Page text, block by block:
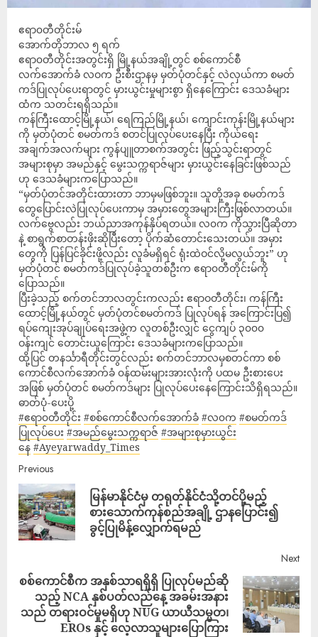
ဧရာ၀တီတိုင်းမ်
အောက်တိုဘာလ ၅ ရက်
ဧရာ၀တီတိုင်းအတွင်းရှိ မြို့နယ်အချို့တွင် စစ်ကောင်စီ
လက်အောက်ခံ လဝက ဦးစီးဌာနမှ မှတ်ပုံတင်နှင့် လဲလှယ်ကာ စမတ်
ကဒ်ပြုလုပ်ပေးရာတွင် မှားယွင်းမှုများစွာ ရှိနေကြောင်း ဒေသခံများ
ထံက သတင်းရရှိသည်။
ကန်ကြီးထောင့်မြို့နယ်၊ ရေကြည်မြို့နယ်၊ ကျောင်းကုန်းမြို့နယ်များ
ကို မှတ်ပုံတင် စမတ်ကဒ် စတင်ပြုလုပ်ပေးနေပြီး ကိုယ်ရေး
အချက်အလက်များ ကွန်ပျူတာစက်အတွင်း ဖြည့်သွင်းရာတွင်
အများစုမှာ အမည်နှင့် မွေးသက္ကရာဇ်များ မှားယွင်းနေခြင်းဖြစ်သည်
ဟု ဒေသခံများကပြောသည်။
“မှတ်ပုံတင်အတိုင်းထားတာ ဘာမှမဖြစ်ဘူး။ သူတို့အခု စမတ်ကဒ်
တွေပြောင်းလဲပြုလုပ်ပေးကာမှ အမှားတွေအများကြီးဖြစ်လာတယ်။
လက်ဗွေလည်း ဘယ်ညာအကုန်နှိပ်ရတယ်။ လ၀က ကိုသွားပြီဆိုတာ
နဲ့ စာရွက်စာတန်းဖိုးဆိုပြီးတော့ ပိုက်ဆံတောင်းသေးတယ်။ အမှား
တွေကို ပြန်ပြင်ခိုင်းဖို့လည်း လူခံမရှိရင် ရုံးထဲဝင်လို့မလွယ်ဘူး” ဟု
မှတ်ပုံတင် စမတ်ကဒ်ပြုလုပ်ခဲ့သူတစ်ဦးက ဧရာ၀တီတိုင်းမ်ကို
ပြောသည်။
ပြီးခဲ့သည့် စက်တင်ဘာလတွင်းကလည်း ဧရာဝတီတိုင်း၊ ကန်ကြီး
ထောင့်မြို့နယ်တွင် မှတ်ပုံတင်စမတ်ကဒ် ပြုလုပ်ရန် အကြောင်းပြ၍
ရပ်ကျေးအုပ်ချုပ်ရေးအဖွဲ့က လူတစ်ဦးလျှင် ငွေကျပ် ၃၀၀၀
ဝန်းကျင် တောင်းယူကြောင်း ဒေသခံများကပြောသည်။
ထို့ပြင် တနင်္သာရီတိုင်းတွင်လည်း စက်တင်ဘာလမှစတင်ကာ စစ်
ကောင်စီလက်အောက်ခံ ၀န်ထမ်းများအားလုံးကို ပထမ ဦးစားပေး
အဖြစ် မှတ်ပုံတင် စမတ်ကဒ်များ ပြုလုပ်ပေးနေကြောင်းသိရှိရသည်။
ဓာတ်ပုံ-ပေးပို့
#ဧရာ၀တီတိုင်း #စစ်ကောင်စီလက်အောက်ခံ #လ၀က #စမတ်ကဒ်
ပြုလုပ်ပေး #အမည်မွေးသက္ကရာဇ် #အများစုမှားယွင်း
နေ #Ayeyarwaddy_Times
Previous
မြန်မာနိုင်ငံမှ တရုတ်နိုင်ငံသို့တင်ပို့မည့်
စားသောက်ကုန်စည်အချို့ ဌာနပြောင်း၍
ခွင့်ပြုမိန့်လျှောက်ရမည်
Next
စစ်ကောင်စီက အနှစ်သာရရှိရှိ ပြုလုပ်မည်ဆို
သည့် NCA နှစ်ပတ်လည်နေ့ အခမ်းအနား
သည် တရားဝင်မှုမရှိဟု NUG ယာယီသမ္မတ၊
EROs နှင့် လေ့လာသူများပြောကြား